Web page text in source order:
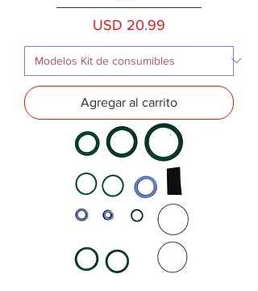
Precio
USD 20.99
Agregar al carrito